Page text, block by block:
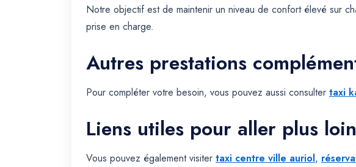
Notre objectif est de maintenir un niveau de confort élevé sur
prise en charge.
Autres prestations
Pour compléter votre besoin, vous pouvez aussi consulter taxi
Liens utiles pour aller plus loin
Vous pouvez également visiter taxi centre ville auriol,